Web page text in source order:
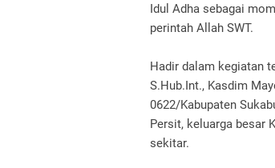
Idul Adha sebagai
perintah Allah SWT.
Hadir dalam kegiatan
S.Hub.Int., Kasdim
0622/Kabupaten
Persit, keluarga besar
sekitar.